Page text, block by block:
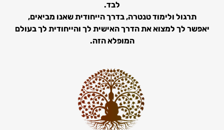
לבד.
תרגול ולימוד טנטרה, בדרך הייחודית שאנו מביאים,
יאפשר לך למצוא את הדרך האישית לך והייחודית לך בעולם
המופלא הזה.